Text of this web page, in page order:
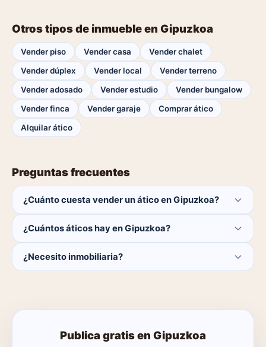
Otros tipos de inmueble en Gipuzkoa
Vender piso Vender casa
Vender chalet
Vender dúplex
Vender local
Vender terreno
Vender adosado
Vender estudio
Vender bungalow
Vender finca
Vender garaje
Comprar ático
Alquilar ático
Preguntas frecuentes
¿Cuánto cuesta vender un ático en Gipuzkoa?
cierra la venta.
¿Cuántos áticos hay en Gipuzkoa?
catálogo se actualiza a diario.
¿Necesito inmobiliaria?
Publica gratis en Gipuzkoa